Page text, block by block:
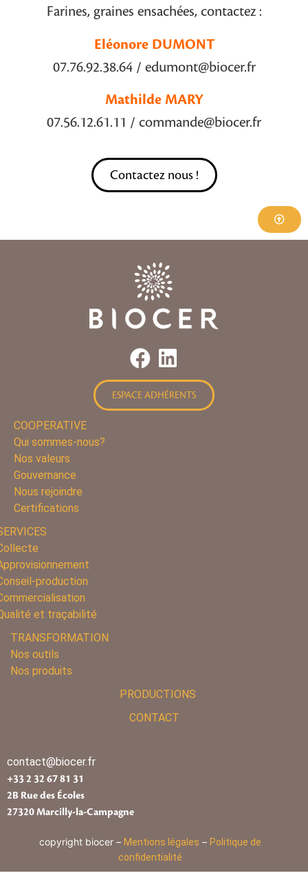
Farines, graines ensachées, contactez :
Eléonore DUMONT
07.76.92.38.64 / edumont@biocer.fr
Mathilde MARY
07.56.12.61.11 / commande@biocer.fr
Contactez nous !
ESPACE ADHÉRENTS
COOPERATIVE
Qui sommes-nous?
Nos valeurs
Gouvernance
Nous rejoindre
Certifications
production
et traçabilité
TRANSFORMATION
Nos outils
Nos produits
PRODUCTIONS
CONTACT
contact@biocer.fr
+33 2 32 67 81 31
2B Rue des Écoles
27320 Marcilly-la-Campagne
copyright biocer – Mentions légales – Politique de
confidentialité